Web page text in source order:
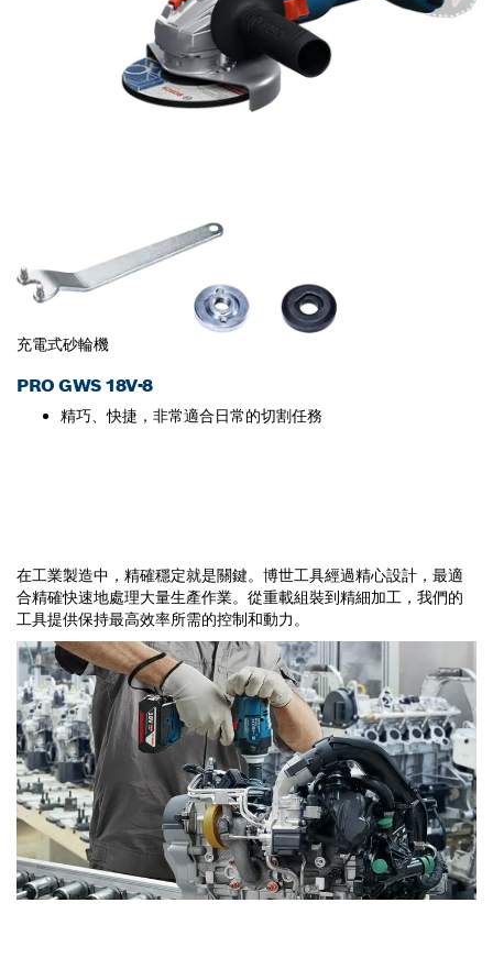
充電式砂輪機
PRO GWS 18V-8
精巧、快捷，非常適合日常的切割任務
在工業製造中，精確穩定就是關鍵。博世工具經過精心設計，最適
合精確快速地處理大量生產作業。從重載組裝到精細加工，我們的
工具提供保持最高效率所需的控制和動力。